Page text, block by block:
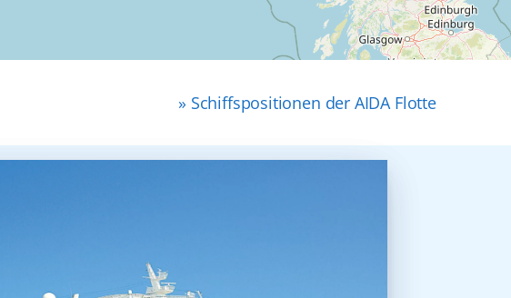
» Schiffspositionen der AIDA Flotte